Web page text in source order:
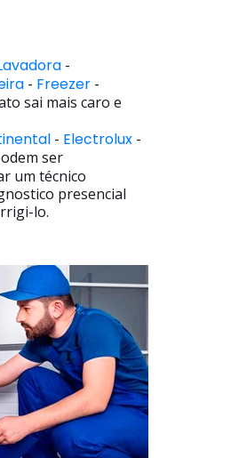
-
- Freezer-
sai mais caro e
- Electrolux-
ser
um técnico
presencial
lo.